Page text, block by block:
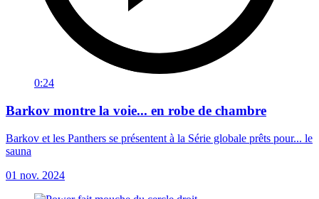
0:24
Barkov montre la voie... en robe de chambre
Barkov et les Panthers se présentent à la Série globale prêts pour... le
sauna
01 nov. 2024